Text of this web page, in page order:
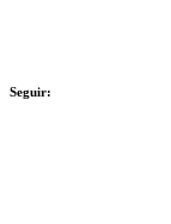
Seguir: